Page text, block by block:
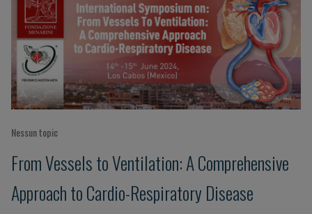
Nessun topic
From Vessels to Ventilation: A Comprehensive
Approach to Cardio-Respiratory Disease